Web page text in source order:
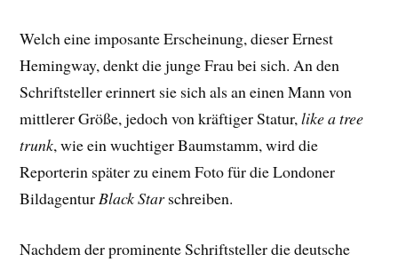
Welch eine imposante Erscheinung, dieser Ernest
Hemingway, denkt die junge Frau bei sich. An den
Schriftsteller erinnert sie sich als an einen Mann von
mittlerer Größe, jedoch von kräftiger Statur,like a tree
trunk, wie ein wuchtiger Baumstamm, wird die
Reporterin später zu einem Foto für die Londoner
BildagenturBlack Starschreiben.
Nachdem der prominente Schriftsteller die deutsche